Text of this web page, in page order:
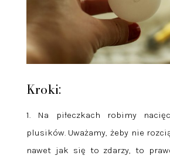
Kroki:
1. Na piłeczkach robimy
plusików. Uważamy, żeby nie
nawet jak się to zdarzy, to